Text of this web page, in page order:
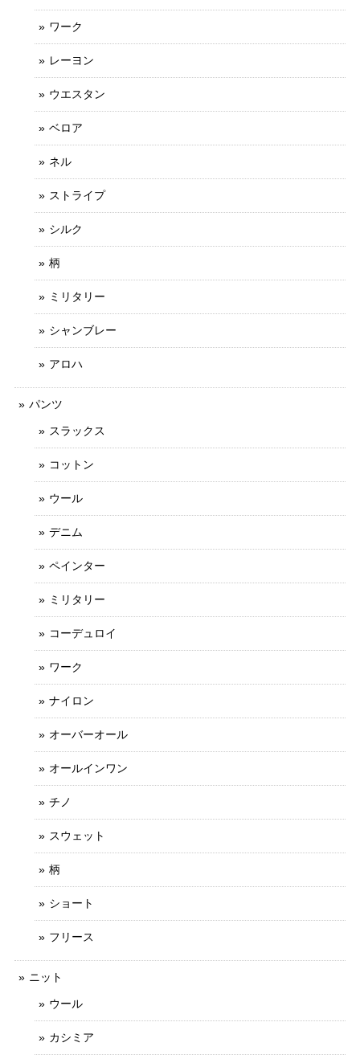
ワーク
レーヨン
ウエスタン
ベロア
ネル
ストライプ
シルク
柄
ミリタリー
シャンブレー
アロハ
パンツ
スラックス
コットン
ウール
デニム
ペインター
ミリタリー
コーデュロイ
ワーク
ナイロン
オーバーオール
オールインワン
チノ
スウェット
柄
ショート
フリース
ニット
ウール
カシミア